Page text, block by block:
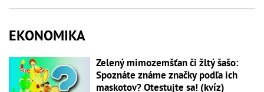
EKONOMIKA
Zelený mimozemšťan či žltý šašo:
Spoznáte známe značky podľa ich
maskotov? Otestujte sa! (kvíz)